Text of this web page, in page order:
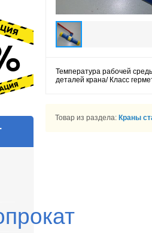
Температура рабочей
деталей крана/ Класс
Товар из раздела: Краны